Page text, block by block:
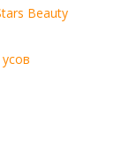
Beauty